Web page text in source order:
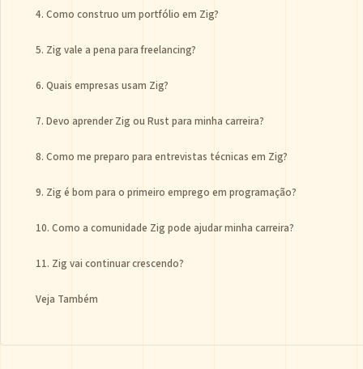
4. Como construo um portfólio em Zig?
5. Zig vale a pena para freelancing?
6. Quais empresas usam Zig?
7. Devo aprender Zig ou Rust para minha carreira?
8. Como me preparo para entrevistas técnicas em Zig?
9. Zig é bom para o primeiro emprego em programação?
10. Como a comunidade Zig pode ajudar minha carreira?
11. Zig vai continuar crescendo?
Veja Também